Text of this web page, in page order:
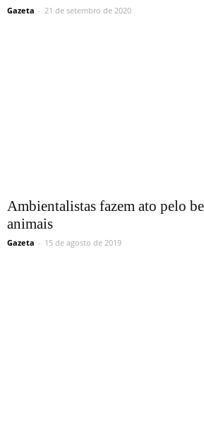
Gazeta - 21 de setembro de 2020
Ambientalistas fazem ato pelo
animais
Gazeta - 15 de agosto de 2019